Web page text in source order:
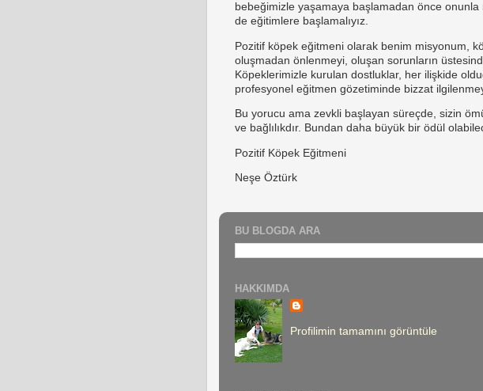
bebeğimizle yaşamaya başlamadan önce onunla
de eğitimlere başlamalıyız.
Pozitif köpek eğitmeni olarak benim misyonum,
oluşmadan önlenmeyi, oluşan sorunların
Köpeklerimizle kurulan dostluklar, her ilişkide
profesyonel eğitmen gözetiminde bizzat
Bu yorucu ama zevkli başlayan süreçde, sizin
ve bağlılıkdır. Bundan daha büyük bir ödül
Pozitif Köpek Eğitmeni
Neşe Öztürk
BU BLOGDA ARA
HAKKIMDA
Profilimin tamamını görüntüle